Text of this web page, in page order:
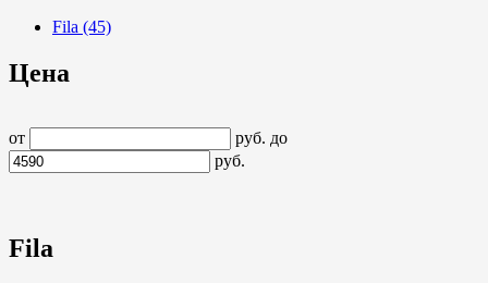
Fila (45)
Цена
от руб. до
руб.
Fila